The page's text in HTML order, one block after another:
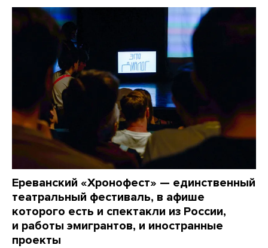
Ереванский «Хронофест» — единственный
театральный фестиваль, в афише
которого есть и спектакли из России,
и работы эмигрантов, и иностранные
проекты